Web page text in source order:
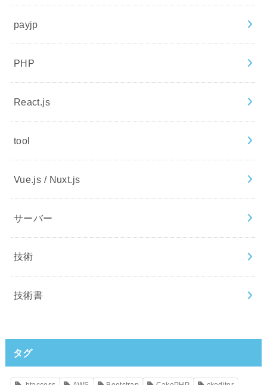
payjp
PHP
React.js
tool
Vue.js / Nuxt.js
サーバー
技術
技術書
タグ